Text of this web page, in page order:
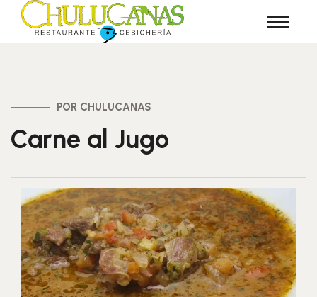
POR CHULUCANAS
Carne al Jugo